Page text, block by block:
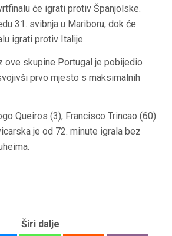
će igrati protiv Španjolske.
31. svibnja u Mariboru, dok će
igrati protiv Italije.
ove skupine Portugal je pobijedio
prvo mjesto s maksimalnih
Queiros (3), Francisco Trincao (60)
je od 72. minute igrala bez
Širi dalje